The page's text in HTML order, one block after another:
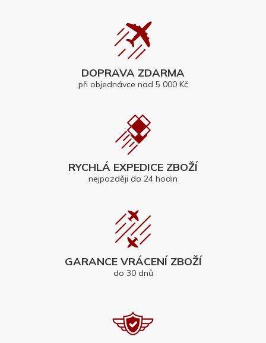
DOPRAVA ZDARMA
při objednávce nad 5 000 Kč
RYCHLÁ EXPEDICE ZBOŽÍ
nejpozději do 24 hodin
GARANCE VRÁCENÍ ZBOŽÍ
do 30 dnů